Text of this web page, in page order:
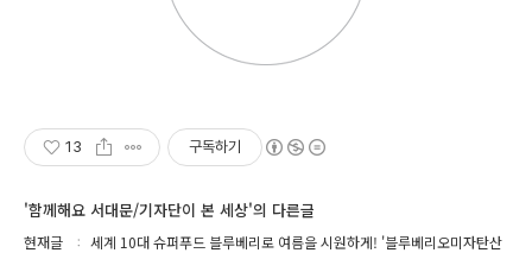
13 구독하기
'함께해요 서대문/기자단이 본 세상'의 다른글
현재글
세계 10대 슈퍼푸드 블루베리로 여름을 시원하게! '블루베리오미자탄산